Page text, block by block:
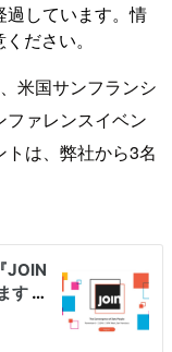
過しています。情
ださい。
米国サンフランシ
ファレンスイベン
トは、弊社から3名